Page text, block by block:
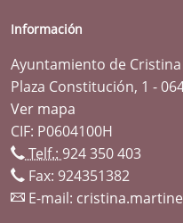
Información
Ayuntamiento de Cristina
Plaza Constitución, 1 -
Ver mapa
CIF: P0604100H
Telf.: 924 350 403
Fax: 924351382
E-mail: